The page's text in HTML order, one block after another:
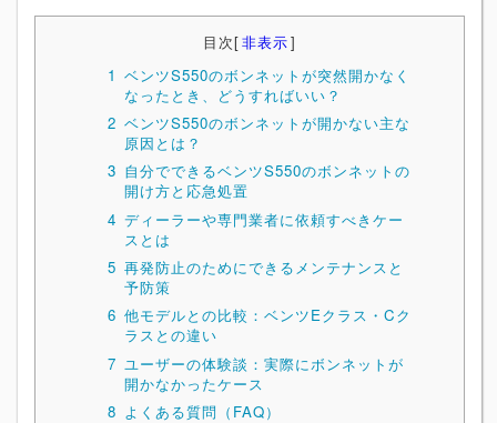
目次[非表示]
1 ベンツS550のボンネットが突然開かなく
なったとき、どうすればいい？
2 ベンツS550のボンネットが開かない主な
原因とは？
3 自分でできるベンツS550のボンネットの
開け方と応急処置
4 ディーラーや専門業者に依頼すべきケー
スとは
5 再発防止のためにできるメンテナンスと
予防策
6 他モデルとの比較：ベンツEクラス・Cク
ラスとの違い
7 ユーザーの体験談：実際にボンネットが
開かなかったケース
8 よくある質問（FAQ）